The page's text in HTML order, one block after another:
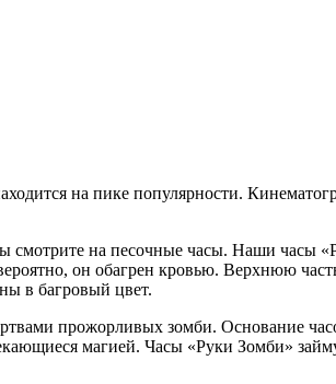
на пике популярности.
смотрите на песочные часы. Наши
он обагрен кровью. Верхнюю
в багровый цвет.
прожорливых зомби. Основание
магией. Часы «Руки Зомби»